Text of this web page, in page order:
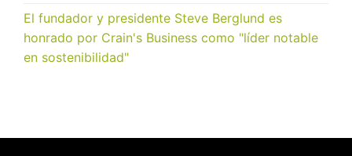
El fundador y presidente Steve Berglund es
honrado por Crain's Business como "líder notable
en sostenibilidad"